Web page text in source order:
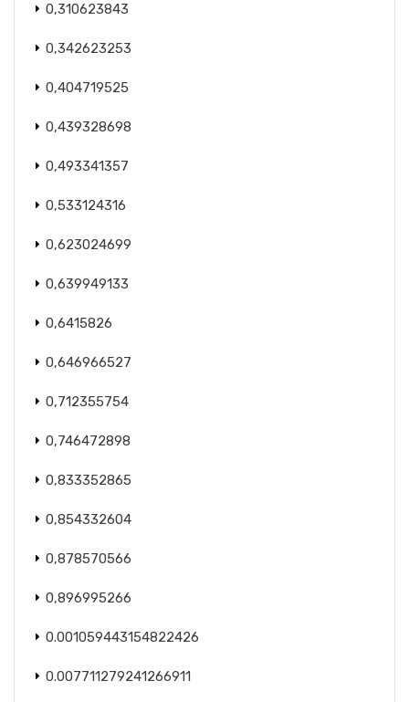
0,310623843
0,342623253
0,404719525
0,439328698
0,493341357
0,533124316
0,623024699
0,639949133
0,6415826
0,646966527
0,712355754
0,746472898
0,833352865
0,854332604
0,878570566
0,896995266
0.001059443154822426
0.007711279241266911